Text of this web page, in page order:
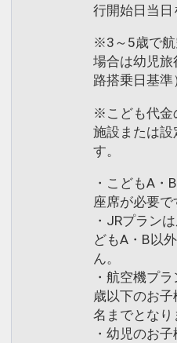
行開始日当日
※3～5歳で航
場合は幼児旅
路搭乗日基準
※こども代金
施設または設
す。
・こどもA・
座席が必要で
・JRプラン
どもA・B以
ん。
・航空機プ
歳以下のお
名までとなり
・幼児のお